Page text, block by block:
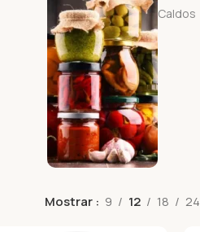
Caldos
Mostrar 9 12 18 24